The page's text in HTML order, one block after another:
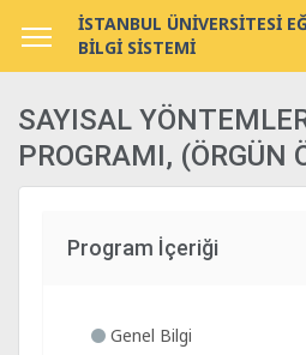
İSTANBUL ÜNİVERSİTESİ
BİLGİ SİSTEMİ
SAYISAL
PROGRAMI, (ÖRGÜN
Program İçeriği
Genel Bilgi